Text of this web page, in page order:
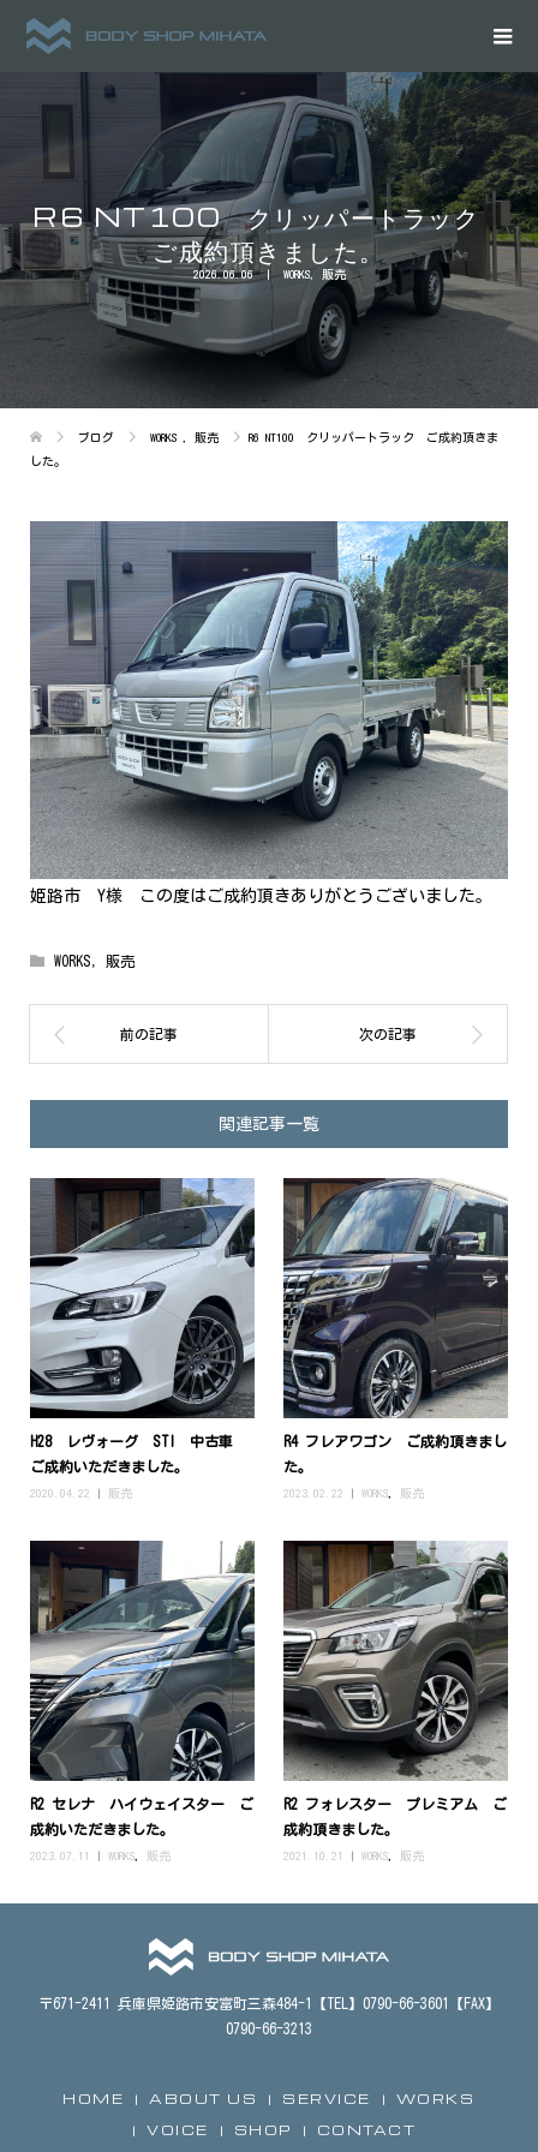
R6 NT100 クリッパートラック
ご成約頂きました。
2026.06.06 WORKS, 販売
ブログ WORKS 販売 R6 NT100 クリッパートラック ご成約頂きま
した。
姫路市 Y様 この度はご成約頂きありがとうございました。
WORKS 販売
関連記事一覧
H28 レヴォーグ STI 中古車
ご成約いただきました。
2020.04.22 販売
R4 フレアワゴン ご成約頂きまし
た。
2023.02.22 WORKS 販売
R2 セレナ ハイウェイスター ご
成約いただきました。
2023.07.11 WORKS, 販売
R2 フォレスター プレミアム ご
成約頂きました。
2021.10.21 WORKS 販売
〒671-2411 兵庫県姫路市安富町三森484-1【TEL】0790-66-3601【FAX】
0790-66-3213
HOME ABOUT US SERVICE WORKS
VOICE SHOP CONTACT